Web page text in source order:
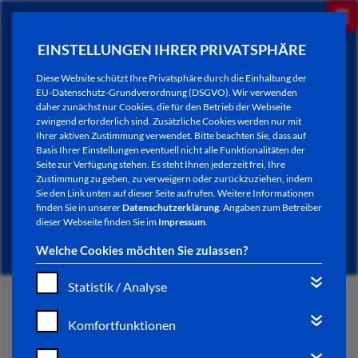
EINSTELLUNGEN IHRER PRIVATSPHÄRE
Diese Website schützt Ihre Privatsphäre durch die Einhaltung der
EU-Datenschutz-Grundverordnung (DSGVO). Wir verwenden
daher zunächst nur Cookies, die für den Betrieb der Webseite
zwingend erforderlich sind. Zusätzliche Cookies werden nur mit
Ihrer aktiven Zustimmung verwendet. Bitte beachten Sie, dass auf
Basis Ihrer Einstellungen eventuell nicht alle Funktionalitäten der
Seite zur Verfügung stehen. Es steht Ihnen jederzeit frei, Ihre
Zustimmung zu geben, zu verweigern oder zurückzuziehen, indem
Sie den Link unten auf dieser Seite aufrufen. Weitere Informationen
finden Sie in unsererDatenschutzerklärung. Angaben zum Betreiber
dieser Webseite finden Sie im Impressum.
Welche Cookies möchten Sie zulassen?
Statistik / Analyse
Komfortfunktionen
NEWSLETTER / CITY LETTER
START